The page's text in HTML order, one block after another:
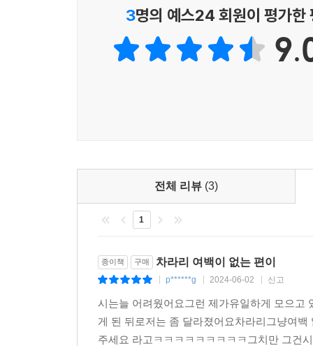
당신은 사라진 오후가 된다
소원을 수집하는 자의 눈동자에 쌓이는 침묵
당신은 성큼성큼 방으로 들어가 커튼을 친다
눈을 숨기려는 듯이
눈이 쌓이면서 발목이 사라지는 것을 본다
고요하고 하염없네?
고요하고 하염없지
점이다. 박연준 시인은 아르바이트를 하며 시간
어리숙하고, 쓸데없이 순진했”(에세이 「괴팍
최대치의 볼륨으로 틀어놓고 한밤중 도로를 달
3명의 예스24 회원이 평가한
전체 리뷰 (3)
1
종이책 구매 차라리 여백이 없는 편이
p******g 2024-06-02 신고
시는늘 어려웠어요그런 제가유일하게 모으고
게 된 뒤로저는 좀 달라졌어요차라리그냥여
주세요 라고ㅋㅋㅋㅋㅋㅋㅋㅋㅋ그치만 그건